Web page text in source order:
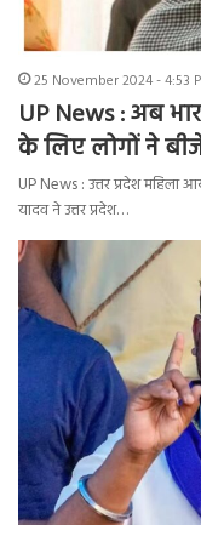
25 November 2024 - 4:53
UP News : अब
के लिए लोगों ने
UP News : उत्तर प्रदेश महिला
यादव ने उत्तर प्रदेश…